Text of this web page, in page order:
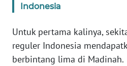
Indonesia
Untuk pertama kalinya,
reguler Indonesia
berbintang lima di Madinah.
JAKARTA
WN
JABAR